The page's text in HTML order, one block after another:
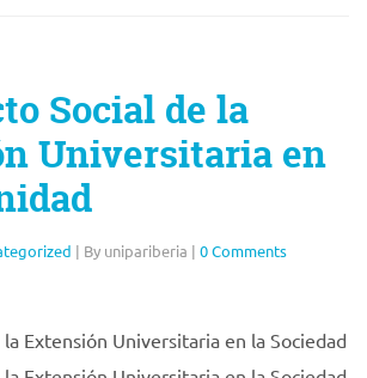
Social de la
Universitaria en
| By unipariberia | 0 Comments
Extensión Universitaria en la Sociedad